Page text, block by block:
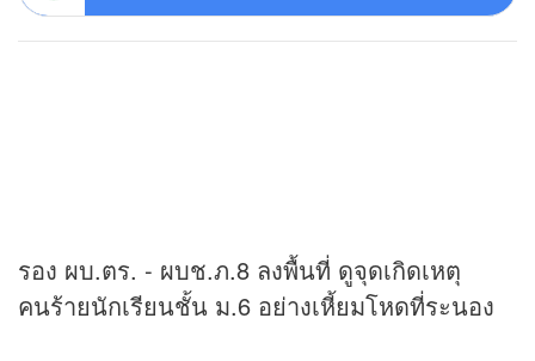
รอง ผบ.ตร. - ผบช.ภ.8 ลงพื้นที่ ดูจุดเกิดเหตุ
คนร้ายนักเรียนชั้น ม.6 อย่างเหี้ยมโหดที่ระนอง